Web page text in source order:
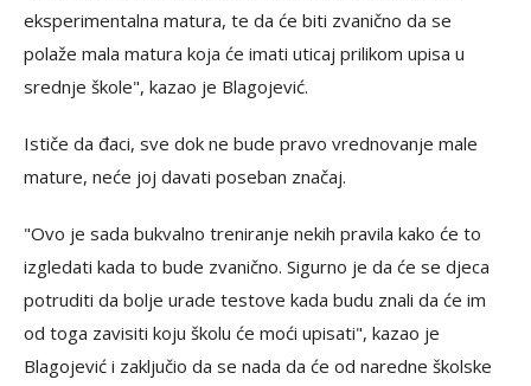
eksperimentalna matura, te da će biti zvanično da se
polaže mala matura koja će imati uticaj prilikom upisa u
srednje škole", kazao je Blagojević.
Ističe da đaci, sve dok ne bude pravo vrednovanje male
mature, neće joj davati poseban značaj.
"Ovo je sada bukvalno treniranje nekih pravila kako će to
izgledati kada to bude zvanično. Sigurno je da će se djeca
potruditi da bolje urade testove kada budu znali da će im
od toga zavisiti koju školu će moći upisati", kazao je
Blagojević i zaključio da se nada da će od naredne školske